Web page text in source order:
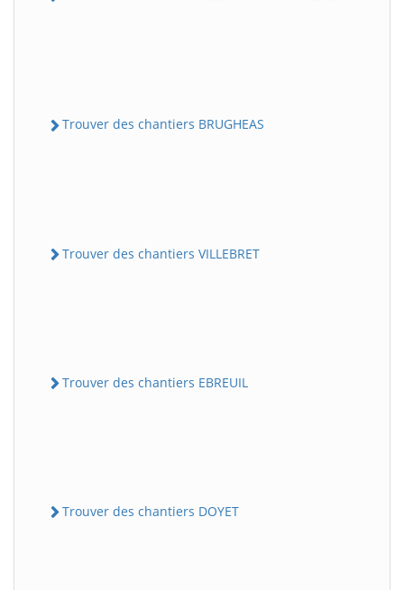
Trouver des chantiers BRUGHEAS
Trouver des chantiers VILLEBRET
Trouver des chantiers EBREUIL
Trouver des chantiers DOYET